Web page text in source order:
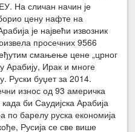
На сличан начин је
цену нафте на
је највећи извозник
просечних 9566
смањење цене „црног
Арабију, Ирак и многе
Руски буџет за 2014.
износ од 93 америчка
би Саудијска Арабија
по барелу руска економија
Русија се све више